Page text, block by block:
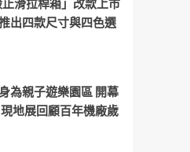
滑拉桿箱」改款上市
出四款尺寸與四色選
為親子遊樂園區 開幕
地展回顧百年機廠歲